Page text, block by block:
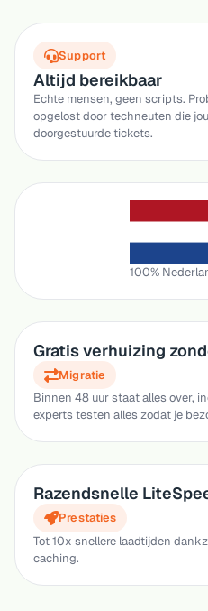
Support
Altijd bereikbaar
Echte mensen, geen scripts.
opgelost door techneuten die
doorgestuurde tickets.
100%
Gratis verhuizing
Migratie
Binnen 48 uur staat alles over,
experts testen alles zodat je
Razendsnelle
Prestaties
Tot 10x snellere laadtijden
caching.